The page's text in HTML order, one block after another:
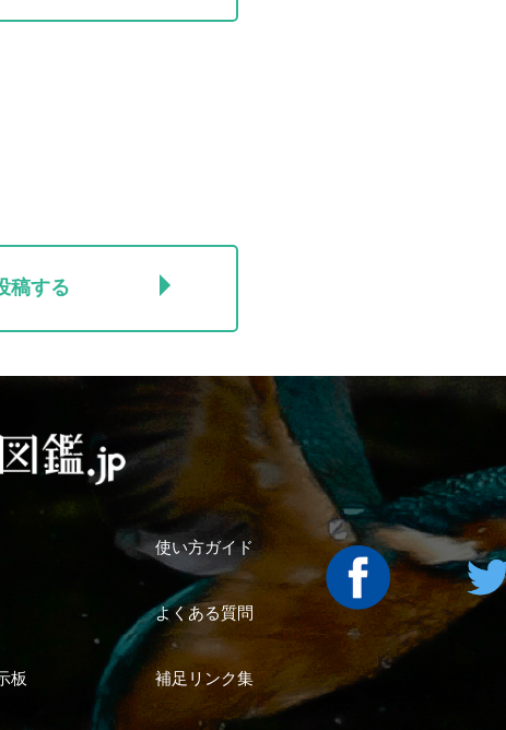
稿する
使い方ガイド
よくある質問
板 補足リンク集